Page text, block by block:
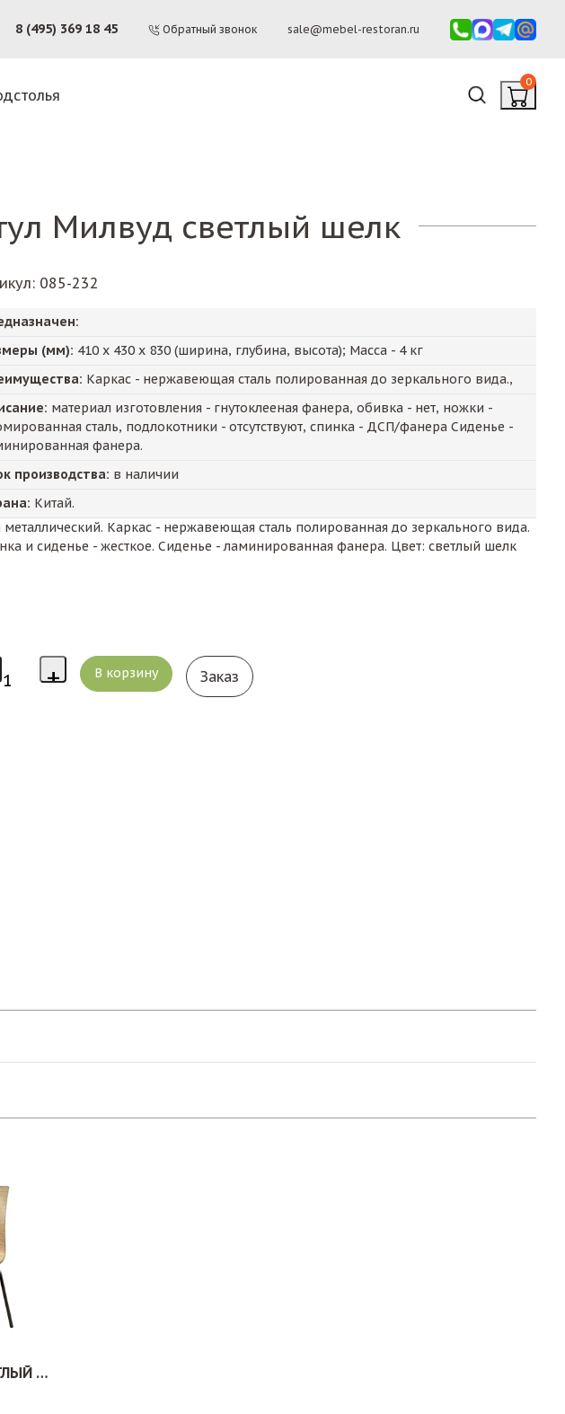
8 (495) 369 18 45 Обратный звонок sale@mebel-restoran.ru
0
Милвуд светлый шелк
: 085-232
(мм): 410 х 430 х 830 (ширина, глубина, высота); Масса - 4кг
Каркас - нержавеющая сталь полированная до зеркального вида.,
материал изготовления - гнутоклееная фанера, обивка - нет, ножки -
сталь, подлокотники - отсутствуют, спинка - ДСП/фанера Сиденье -
фанера.
производства: в наличии
Китай.
металлический. Каркас - нержавеющая сталь полированная до зеркального вида.
и сиденье - жесткое. Сиденье - ламинированная фанера. Цвет: светлый шелк
Заказ
СТУЛ МИЛВУД СВЕТЛЫЙ ШЕЛК